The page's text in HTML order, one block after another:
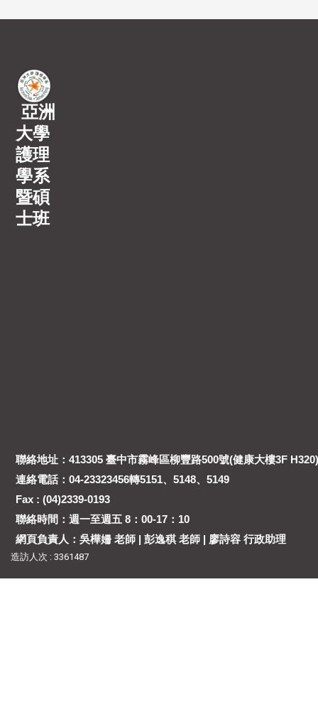
亞洲
大學
護理
學系
暨碩
士班
聯絡地址：413305 臺中市霧峰區柳豐路500號(健康大樓3F H320)
連絡電話：04-23323456轉5151、5148、5149
Fax : (04)2339-0193
聯絡時間：週一至週五 8：00-17：10
網頁負責人：吳樺姍 老師 | 彭逸稘 老師 | 廖詩容 行政助理
造訪人次 : 3361487